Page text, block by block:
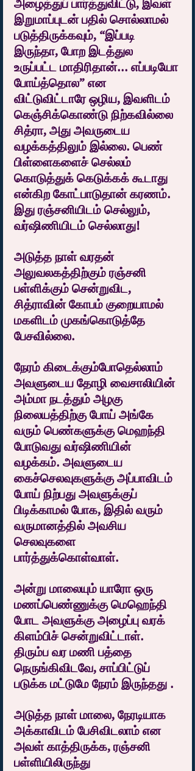
அழைத்துப் பார்த்துவிட்டு, இவள்
இறுமாப்புடன் பதில் சொல்லாமல்
படுத்திருக்கவும், “இப்படி
இருந்தா, போற இடத்துல
உருப்பட்ட மாதிரிதான்... எப்படியோ
போய்த்தொல” என
விட்டுவிட்டாரே ஒழிய, இவளிடம்
கெஞ்சிக்கொண்டு நிற்கவில்லை
சித்ரா, அது அவருடைய
வழக்கத்திலும் இல்லை. பெண்
பிள்ளைகளைச் செல்லம்
கொடுத்துக் கெடுக்கக் கூடாது
என்கிற கோட்பாடுதான் கரணம்.
இது ரஞ்சனியிடம் செல்லும்,
வர்ஷிணியிடம் செல்லாது!
அடுத்த நாள் வரதன்
அலுவலகத்திற்கும் ரஞ்சனி
பள்ளிக்கும் சென்றுவிட,
சித்ராவின் கோபம் குறையாமல்
மகளிடம் முகங்கொடுத்தே
பேசவில்லை.
நேரம் கிடைக்கும்போதெல்லாம்
அவளுடைய தோழி வைசாலியின்
அம்மா நடத்தும் அழகு
நிலையத்திற்கு போய் அங்கே
வரும் பெண்களுக்கு மெஹந்தி
போடுவது வர்ஷிணியின்
வழக்கம். அவளுடைய
கைச்செலவுகளுக்கு அப்பாவிடம்
போய் நிற்பது அவளுக்குப்
பிடிக்காமல் போக, இதில் வரும்
வருமானத்தில் அவசிய
செலவுகளை
பார்த்துக்கொள்வாள்.
அன்று மாலையும் யாரோ ஒரு
மணப்பெண்ணுக்கு மெஹெந்தி
போட அவளுக்கு அழைப்பு வரக்
கிளம்பிச் சென்றுவிட்டாள்.
திரும்ப வர மணி பத்தை
நெருங்கிவிடவே, சாப்பிட்டுப்
படுக்க மட்டுமே நேரம் இருந்தது .
அடுத்த நாள் மாலை, நேரடியாக
அக்காவிடம் பேசிவிடலாம் என
அவள் காத்திருக்க, ரஞ்சனி
பள்ளியிலிருந்து